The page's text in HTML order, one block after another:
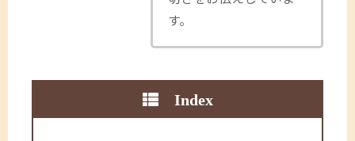
す。
Index